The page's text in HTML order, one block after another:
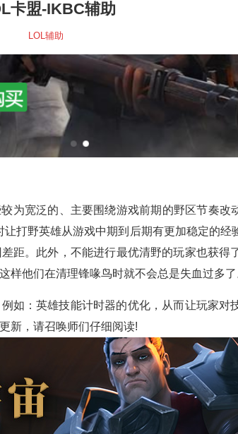
卡盟-IKBC辅助
LOL辅助
为宽泛的、主要围绕游戏前期的野区节奏改
打野英雄从游戏中期到后期有更加稳定的经
距。此外，不能进行最优清野的玩家也获得
他们在清理锋喙鸟时就不会总是失血过多了
如：英雄技能计时器的优化，从而让玩家对
新，请召唤师们仔细阅读!